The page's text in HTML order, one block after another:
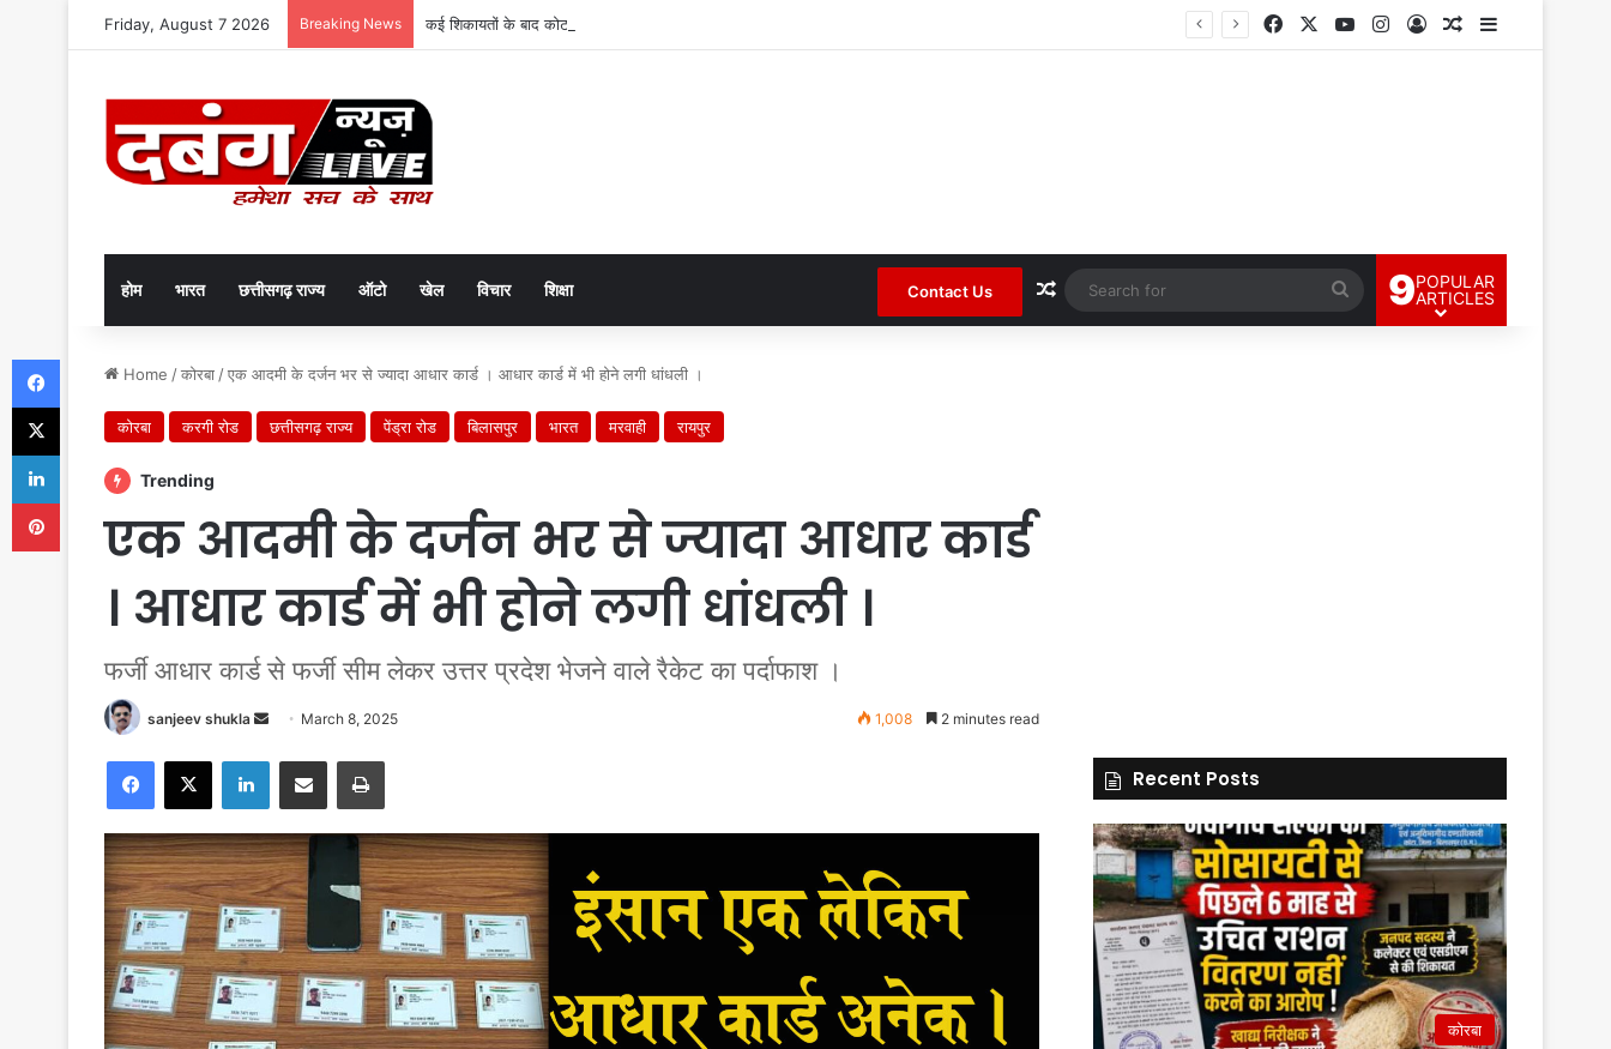
Friday, August 7 2026 Breaking News कई शिकायतों के बाद कोटा जनपद के चर्चित सचिव पंचायत से हटाए गए । FacebookYouTubeInstagram
Log InRandom Article
Sidebar
होम भारत छत्तीसगढ़ राज्य ऑटो खेल विचार शिक्षा Contact Us Random Article
Search
for
9POPULAR
ARTICLES
Home /कोरबा /एक आदमी के दर्जन भर से ज्यादा आधार कार्ड । आधार कार्ड में भी होने लगी धांधली ।
कोरबा करगी रोड छत्तीसगढ़ राज्य पेंड्रा रोड बिलासपुर भारत मरवाही रायपुर
Trending
एक आदमी के दर्जन भर से ज्यादा आधार कार्ड
। आधार कार्ड में भी होने लगी धांधली ।
फर्जी आधार कार्ड से फर्जी सीम लेकर उत्तर प्रदेश भेजने वाले रैकेट का पर्दाफाश ।
sanjeev shukla
Send
email
March 8, 2025 1,008 2 minutes read
Facebook
X LinkedInShare via Email Print
Recent Posts
कोरबा
Facebook
X
LinkedIn
Pinterest